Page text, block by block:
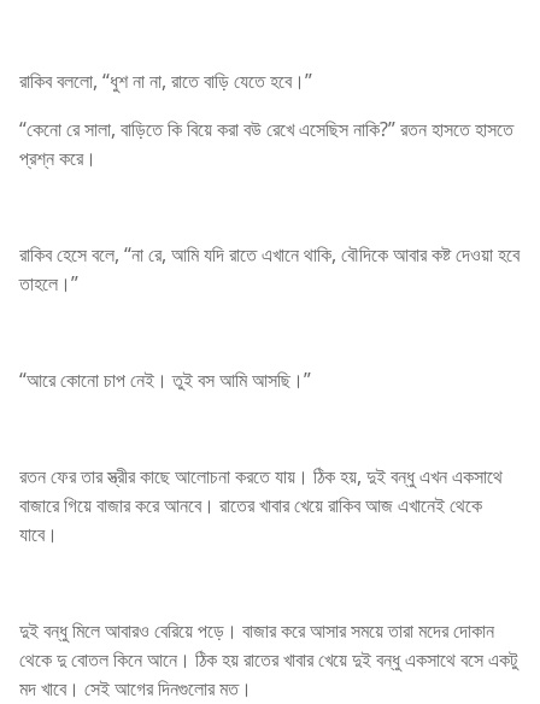
রাকিব বললো, “ধুশ না না, রাতে বাড়ি যেতে হবে।”
“কেনো রে সালা, বাড়িতে কি বিয়ে করা বউ রেখে এসেছিস নাকি?” রতন হাসতে হাসতে
প্রশ্ন করে।
রাকিব হেসে বলে, “না রে, আমি যদি রাতে এখানে থাকি, বৌদিকে আবার কষ্ট দেওয়া হবে
তাহলে।”
“আরে কোনো চাপ নেই। তুই বস আমি আসছি।”
রতন ফের তার স্ত্রীর কাছে আলোচনা করতে যায়। ঠিক হয়, দুই বন্ধু এখন একসাথে
বাজারে গিয়ে বাজার করে আনবে। রাতের খাবার খেয়ে রাকিব আজ এখানেই থেকে
যাবে।
দুই বন্ধু মিলে আবারও বেরিয়ে পড়ে। বাজার করে আসার সময়ে তারা মদের দোকান
থেকে দু বোতল কিনে আনে। ঠিক হয় রাতের খাবার খেয়ে দুই বন্ধু একসাথে বসে একটু
মদ খাবে। সেই আগের দিনগুলোর মত।